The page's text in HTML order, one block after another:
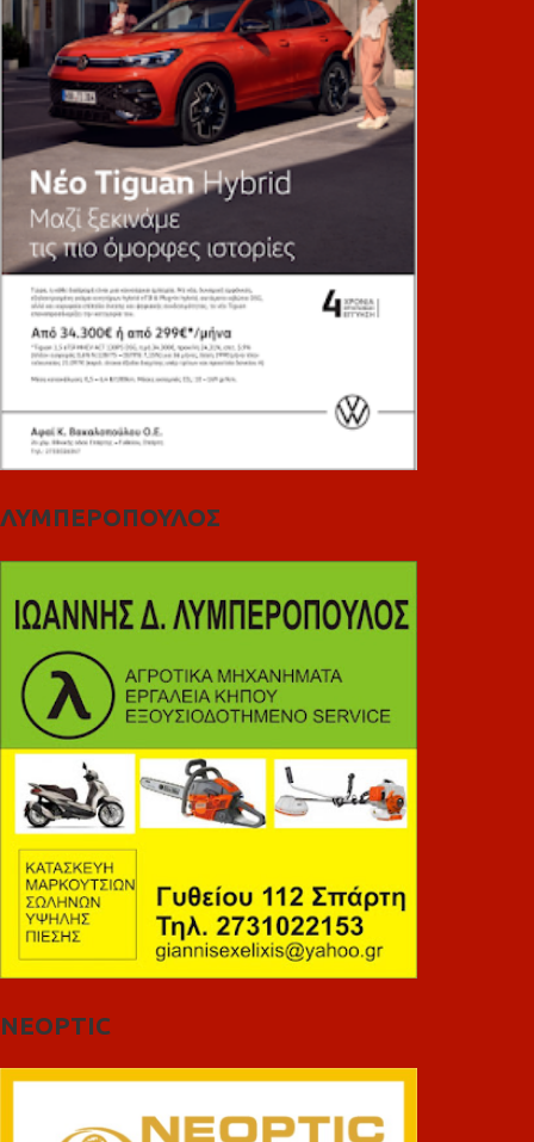
ΛΥΜΠΕΡΟΠΟΥΛΟΣ
NEOPTIC